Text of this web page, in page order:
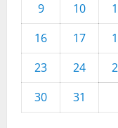
9
10
16
17
23
24
30
31